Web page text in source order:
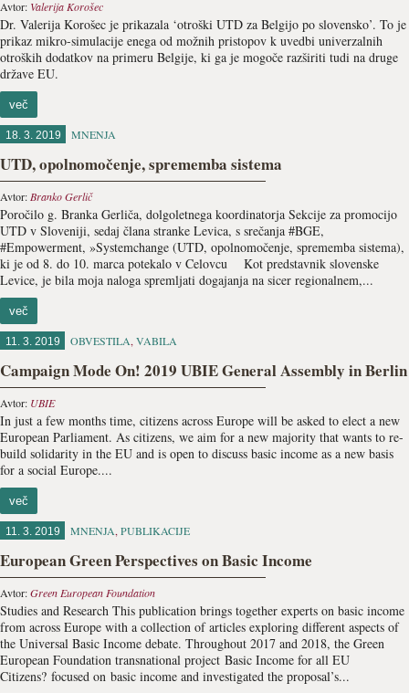
Avtor: Valerija Korošec
Dr. Valerija Korošec je prikazala ‘otroški UTD za Belgijo po slovensko’. To je
prikaz mikro-simulacije enega od možnih pristopov k uvedbi univerzalnih
otroških dodatkov na primeru Belgije, ki ga je mogoče razširiti tudi na druge
države EU.
več
18. 3. 2019 MNENJA
UTD, opolnomočenje, sprememba sistema
Avtor: Branko Gerlič
Poročilo g. Branka Gerliča, dolgoletnega koordinatorja Sekcije za promocijo
UTD v Sloveniji, sedaj člana stranke Levica, s srečanja #BGE,
#Empowerment, »Systemchange (UTD, opolnomočenje, sprememba sistema),
ki je od 8. do 10. marca potekalo v Celovcu Kot predstavnik slovenske
Levice, je bila moja naloga spremljati dogajanja na sicer regionalnem,...
več
11. 3. 2019 OBVESTILA, VABILA
Campaign Mode On! 2019 UBIE General Assembly in Berlin
Avtor: UBIE
In just a few months time, citizens across Europe will be asked to elect a new
European Parliament. As citizens, we aim for a new majority that wants to re-
build solidarity in the EU and is open to discuss basic income as a new basis
for a social Europe....
več
11. 3. 2019 MNENJA, PUBLIKACIJE
European Green Perspectives on Basic Income
Avtor:Green European Foundation
Studies and Research This publication brings together experts on basic income
from across Europe with a collection of articles exploring different aspects of
the Universal Basic Income debate. Throughout 2017 and 2018, the Green
European Foundation transnational project Basic Income for all EU
Citizens? focused on basic income and investigated the proposal’s...